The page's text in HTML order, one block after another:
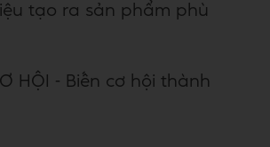
tạo ra sản phẩm phù
HỘI - Biến cơ hội thành